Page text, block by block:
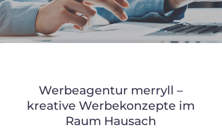
Werbeagentur merryll –
kreative Werbekonzepte im
Raum Hausach